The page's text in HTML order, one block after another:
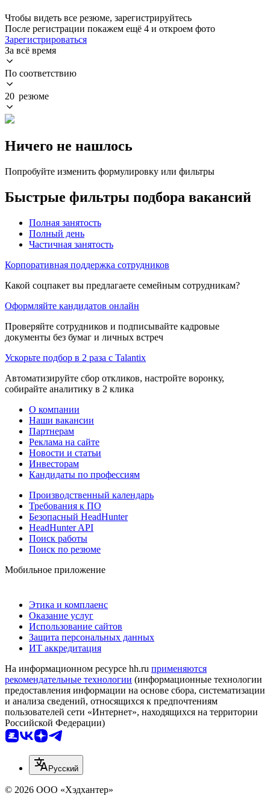
Чтобы видеть все резюме, зарегистрируйтесь
После регистрации покажем ещё 4 и откроем фото
Зарегистрироваться
За всё время
По соответствию
20 резюме
Ничего не нашлось
Попробуйте изменить формулировку или фильтры
Быстрые фильтры подбора вакансий
Полная занятость
Полный день
Частичная занятость
Корпоративная поддержка сотрудников
Какой соцпакет вы предлагаете семейным сотрудникам?
Оформляйте кандидатов онлайн
Проверяйте сотрудников и подписывайте кадровые
документы без бумаг и личных встреч
Ускорьте подбор в 2 раза с Talantix
Автоматизируйте сбор откликов, настройте воронку,
собирайте аналитику в 2 клика
О компании
Наши вакансии
Партнерам
Реклама на сайте
Новости и статьи
Инвесторам
Кандидаты по профессиям
Производственный календарь
Требования к ПО
Безопасный HeadHunter
HeadHunter API
Поиск работы
Поиск по резюме
Мобильное приложение
Этика и комплаенс
Оказание услуг
Использование сайтов
Защита персональных данных
ИТ аккредитация
На информационном ресурсе hh.ru применяются
рекомендательные технологии (информационные технологии
предоставления информации на основе сбора, систематизации
и анализа сведений, относящихся к предпочтениям
пользователей сети «Интернет», находящихся на территории
Российской Федерации)
Русский
© 2026 ООО «Хэдхантер»